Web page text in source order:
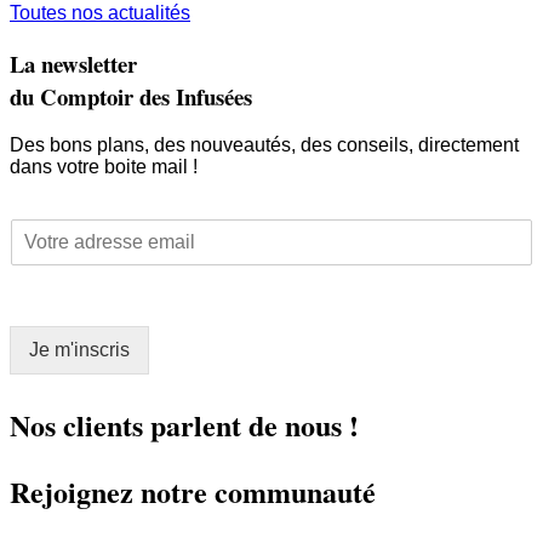
Toutes nos actualités
La newsletter
du Comptoir des Infusées
Des bons plans, des nouveautés, des conseils, directement
dans votre boite mail !
E
m
a
i
l
m
l
Je m'inscris
Nos clients parlent de nous !
Rejoignez notre communauté